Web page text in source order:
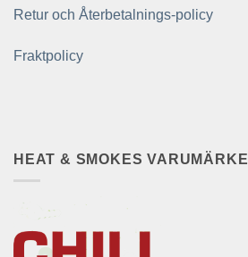
Retur och Återbetalnings-policy
Fraktpolicy
HEAT & SMOKES VARUMÄRKE